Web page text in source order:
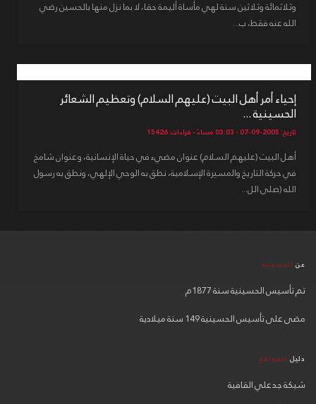
وثلاثمائة وثلاثين سنة لهي مأساة أليمة حقا، لا بما نزل منها بالحسين رضي
الله عنه فقط، ب...
إحياء أمر أهل البيت (عليهم السلام) وتعظيم الشعائر
الحسينية ...
تاريخ: 2005-09-07 - 03:03 مساءً - قراءات: 15426
أهل البيت (عليهم السلام) عنوان مضيء في حياة الإنسانية، وعنوان شامخ
في حركة التاريخ والمسيرة الإسلامية، نطق به الوحي الإلهي، ونطق به رسول
الله (صلى الل...
عن الحسينية
تم تأسيس الحسينية سنة 1877م
مضى على تأسيس الحسينية 149 سنة ميلادية
دليل المواقع
شبكة جدعلي القافية